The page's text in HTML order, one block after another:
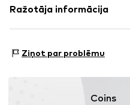
Jostas aizdare
Virsmateriāls: Poliuretāns -
Skriešanas apavu zole:
Ražotāja informācija
81379 München
Ziņot par problēmu
Coins